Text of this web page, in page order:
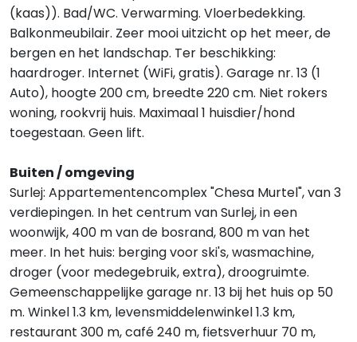
(kaas)). Bad/WC. Verwarming. Vloerbedekking.
Balkonmeubilair. Zeer mooi uitzicht op het meer, de
bergen en het landschap. Ter beschikking:
haardroger. Internet (WiFi, gratis). Garage nr. 13 (1
Auto), hoogte 200 cm, breedte 220 cm. Niet rokers
woning, rookvrij huis. Maximaal 1 huisdier/hond
toegestaan. Geen lift.
Buiten / omgeving
Surlej: Appartementencomplex "Chesa Murtel", van 3
verdiepingen. In het centrum van Surlej, in een
woonwijk, 400 m van de bosrand, 800 m van het
meer. In het huis: berging voor ski's, wasmachine,
droger (voor medegebruik, extra), droogruimte.
Gemeenschappelijke garage nr. 13 bij het huis op 50
m. Winkel 1.3 km, levensmiddelenwinkel 1.3 km,
restaurant 300 m, café 240 m, fietsverhuur 70 m,